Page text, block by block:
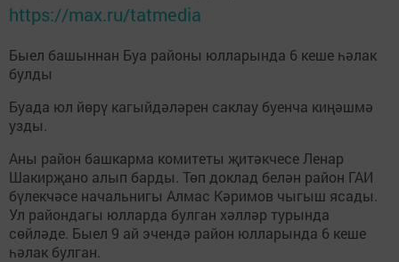
https://max.ru/tatmedia
Быел башыннан Буа районы юлларында 6 кеше һәлак
булды
Буада юл йөрү кагыйдәләрен саклау буенча киңәшмә
узды.
Аны район башкарма комитеты җитәкчесе Ленар
Шакирҗано алып барды. Төп доклад белән район ГАИ
бүлекчәсе начальнигы Алмас Кәримов чыгыш ясады.
Ул райондагы юлларда булган хәлләр турында
сөйләде. Быел 9 ай эчендә район юлларында 6 кеше
һәлак булган.